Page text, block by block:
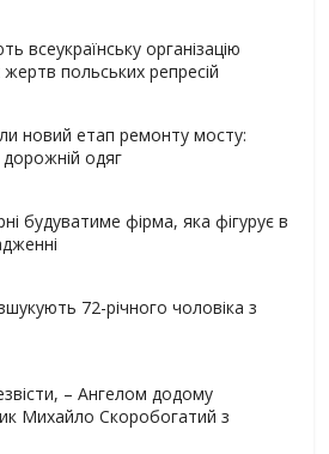
всеукраїнську організацію
жертв польських репресій
новий етап ремонту мосту:
одяг
будуватиме фірма, яка фігурує в
72-річного чоловіка з
– Ангелом додому
Михайло Скоробогатий з